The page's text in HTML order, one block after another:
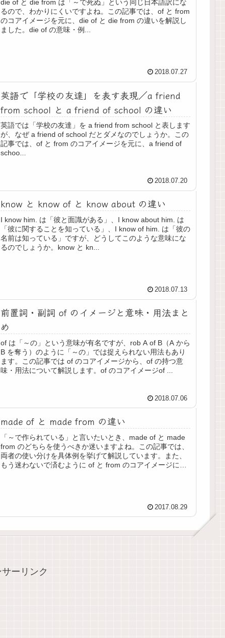
die of と die from は「～で死ぬ」という同じ日本語訳にな
るので、わかりにくいですよね。この記事では、of と from
のコアイメージを元に、die of と die from の違いを解説し
ました。die of の意味・例...
2018.07.27
英語で「学校の友達」を表す表現／a friend
from school と a friend of school の違い
英語では「学校の友達」を a friend from school と表します
が、なぜ a friend of school だとダメなのでしょうか。この
記事では、of と from のコアイメージを元に、a friend of
schoo...
2018.07.20
know と know of と know about の違い
I know him. は「彼と面識がある」、I know about him. は
「彼に関することを知っている」、I know of him. は「彼の
名前は知っている」ですが、どうしてこのような意味にな
るのでしょうか。know と kn...
2018.07.13
前置詞・副詞 of のイメージと意味・用法まと
め
of は「～の」という意味が有名ですが、rob A of B（A から
B を奪う）のように「～の」では捉えられない用法もあり
ます。この記事では of のコアイメージから、of の持つ意
味・用法について解説します。of のコアイメージof ...
2018.07.06
made of と made from の違い
「～で作られている」と言いたいとき、made of と made
from のどちらを使うべきか迷いますよね。この記事では、
両者の使い分けを具体例を挙げて解説しています。また、
もう迷わないで済むように of と from のコアイメージに
2017.08.29
ーリンク